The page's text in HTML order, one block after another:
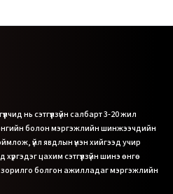
нь сэтгүүлзүйн салбарт 3-20 жил
болон мэргэжлийн шинжээчдийн
үйл явдлын үнэн хийгээд учир
цахим сэтгүүлзүйн шинэ өнгө
болгон ажилладаг мэргэжлийн